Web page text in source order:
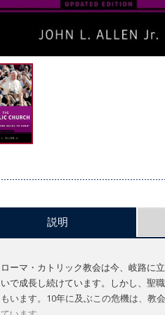
説明
ローマ・カトリック教会は今、岐路に
いで成長し続けています。しかし、聖
もいます。10年に及ぶこの危機は、教